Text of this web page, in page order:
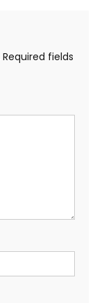
Required fields